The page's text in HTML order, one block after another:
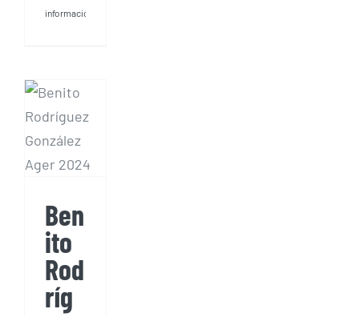
información
González,
un
líder
en el
en Ala
Delta
Ben
ito
Rod
ríg